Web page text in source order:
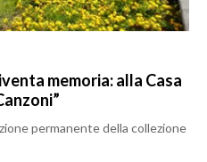
memoria: alla Casa
permanente della collezione